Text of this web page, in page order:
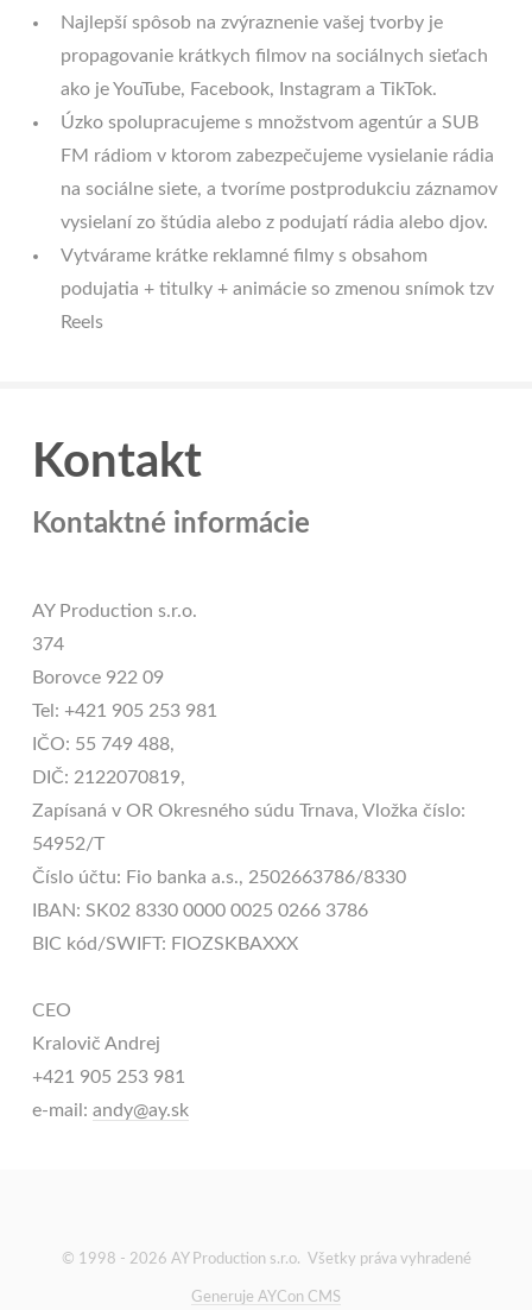
Najlepší spôsob na zvýraznenie vašej tvorby je
propagovanie krátkych filmov na sociálnych sieťach
ako je YouTube, Facebook, Instagram a TikTok.
Úzko spolupracujeme s množstvom agentúr a SUB
FM rádiom v ktorom zabezpečujeme vysielanie rádia
na sociálne siete, a tvoríme postprodukciu záznamov
vysielaní zo štúdia alebo z podujatí rádia alebo djov.
Vytvárame krátke reklamné filmy s obsahom
podujatia + titulky + animácie so zmenou snímok tzv
Reels
Kontakt
Kontaktné informácie
AY Production s.r.o.
374
Borovce 922 09
Tel: +421 905 253 981
IČO: 55 749 488,
DIČ: 2122070819,
Zapísaná v OR Okresného súdu Trnava, Vložka číslo:
54952/T
Číslo účtu: Fio banka a.s., 2502663786/8330
IBAN: SK02 8330 0000 0025 0266 3786
BIC kód/SWIFT: FIOZSKBAXXX
CEO
Kralovič Andrej
+421 905 253 981
e-mail: andy@ay.sk
© 1998 - 2026 AY Production s.r.o. Všetky práva vyhradené
Generuje AYCon CMS